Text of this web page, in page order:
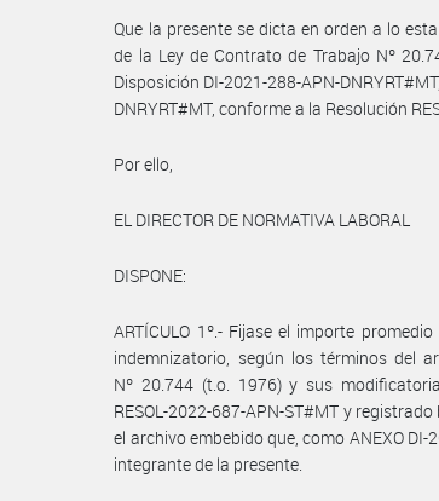
Que la presente se dicta en orden a lo
de la Ley de Contrato de Trabajo Nº
Disposición DI-2021-288-APN-
DNRYRT#MT, conforme a la Resolución
Por ello,
EL DIRECTOR DE NORMATIVA LABORAL
DISPONE:
ARTÍCULO 1º.- Fijase el importe
indemnizatorio, según los términos del
Nº 20.744 (t.o. 1976) y sus
RESOL-2022-687-APN-ST#MT y
el archivo embebido que, como ANEXO
integrante de la presente.